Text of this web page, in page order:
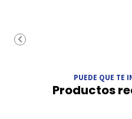
PUEDE QUE TE
Productos